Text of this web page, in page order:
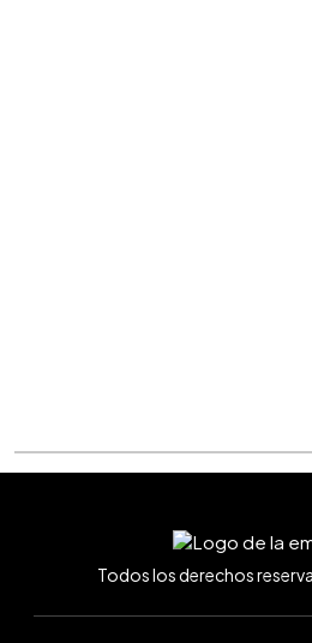
Todos los derechos